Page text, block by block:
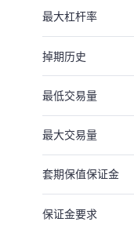
最大杠杆率
掉期历史
最低交易量
最大交易量
套期保值保证金
保证金要求